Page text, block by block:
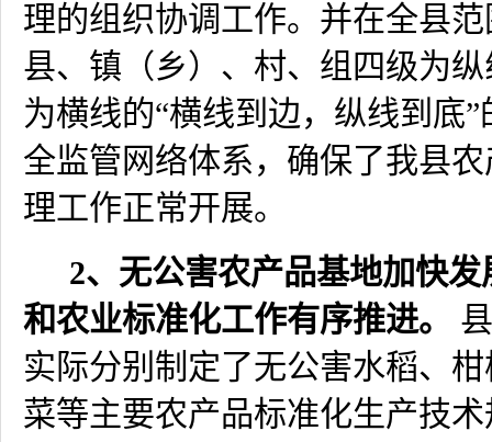
理的组织协调工作。并在全县
县、镇（乡）、村、组四级为
为横线的“横线到边，纵线到底
全监管网络体系，确保了我县
理工作正常开展。
2、无公害农产品基地加快发
和农业标准化工作有序推进。
实际分别制定了无公害水稻、
菜等主要农产品标准化生产技